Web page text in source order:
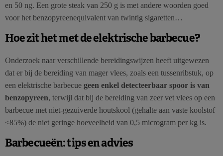
en 50 ng. Een grote steak van 250 g is met andere woorden goed
voor het benzopyreenequivalent van twintig sigaretten…
Hoe zit het met de elektrische barbecue?
Onderzoek naar verschillende bereidingswijzen heeft uitgewezen
dat er bij de bereiding van mager vlees, zoals een tussenribstuk, op
een elektrische barbecue geen enkel detecteerbaar spoor is van
benzopyreen, terwijl dat bij de bereiding van zeer vet vlees op een
barbecue met niet-gezuiverde houtskool (gehalte aan vaste koolstof
<85%) de niet geringe hoeveelheid van 0,5 microgram per kg is.
Barbecueën: tips en advies